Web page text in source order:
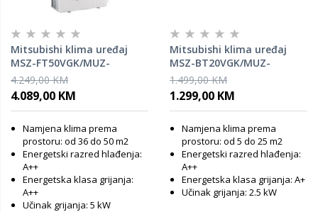
Mitsubishi klima uređaj
MSZ-FT50VGK/MUZ-
FT50VGHZ
4.249,00 KM
4.089,00 KM
Namjena klima prema
prostoru: od 36 do 50 m2
Energetski razred hlađenja:
A++
Energetska klasa grijanja:
A++
Učinak grijanja: 5 kW
Mitsubishi klima uređaj
MSZ-BT20VGK/MUZ-
BT20VG
1.499,00 KM
1.299,00 KM
Namjena klima prema
prostoru: od 5 do 25 m2
Energetski razred hlađenja:
A++
Energetska klasa grijanja: A+
Učinak grijanja: 2.5 kW